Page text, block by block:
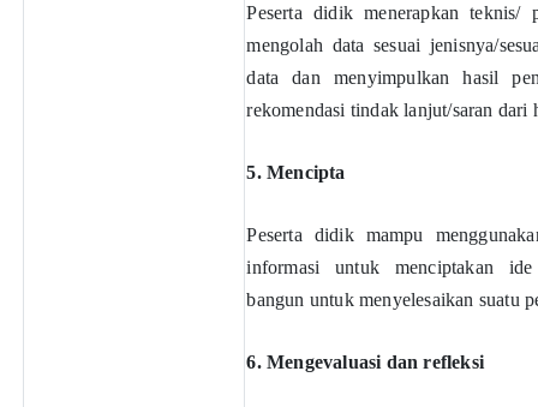
Peserta didik menerapkan teknis/
mengolah data sesuai jenisnya/
data dan menyimpulkan hasil
rekomendasi tindak lanjut/saran dari
5. Mencipta
Peserta didik mampu
informasi untuk menciptakan
bangun untuk menyelesaikan suatu
6. Mengevaluasi dan refleksi